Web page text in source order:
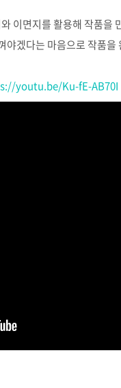
이면지를 활용해 작품을
야겠다는 마음으로 작품을
youtu.be/Ku-fE-AB70I